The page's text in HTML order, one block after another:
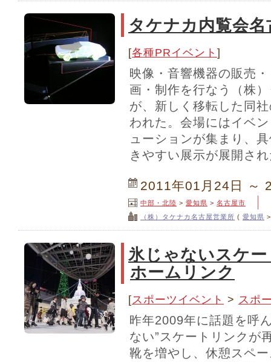
タケナカ内覧会
[各種PRイベント ]
映像・音響機器の販売
画・制作を行なう（株
が、新しく移転した同
われた。会場にはイベ
ューションが集まり、
きやすい展示が展開さ
2011年01月24日 ～
中部・北陸 > 愛知県 > 名古屋市
（株）タケナカ名古屋営業所 ( 愛知県
氷じゃないスケ
ホームリンク
[スポーツイベント > スポ
昨年2009年に話題を呼
ない”スケートリンクが
靴を増やし、休憩スペ